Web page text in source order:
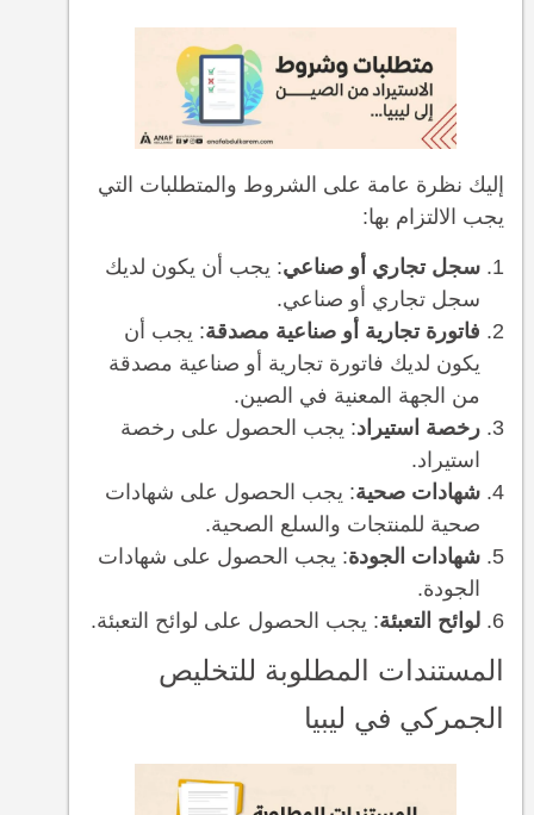
إليك نظرة عامة على الشروط والمتطلبات التي
يجب الالتزام بها:
سجل تجاري أو صناعي: يجب أن يكون لديك
سجل تجاري أو صناعي.
فاتورة تجارية أو صناعية مصدقة: يجب أن
يكون لديك فاتورة تجارية أو صناعية مصدقة
من الجهة المعنية في الصين.
رخصة استيراد: يجب الحصول على رخصة
استيراد.
شهادات صحية: يجب الحصول على شهادات
صحية للمنتجات والسلع الصحية.
شهادات الجودة: يجب الحصول على شهادات
الجودة.
لوائح التعبئة: يجب الحصول على لوائح التعبئة.
المستندات المطلوبة للتخليص
الجمركي في ليبيا